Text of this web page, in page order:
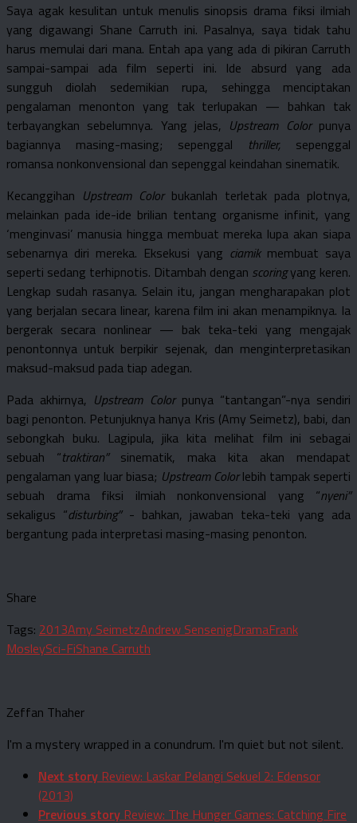
Saya agak kesulitan untuk menulis sinopsis drama fiksi ilmiah
yang digawangi Shane Carruth ini. Pasalnya, saya tidak tahu
harus memulai dari mana. Entah apa yang ada di pikiran Carruth
sampai-sampai ada film seperti ini. Ide absurd yang ada
sungguh diolah sedemikian rupa, sehingga menciptakan
pengalaman menonton yang tak terlupakan — bahkan tak
terbayangkan sebelumnya. Yang jelas, Upstream Colorpunya
bagiannya masing-masing; sepenggal thriller, sepenggal
romansa nonkonvensional dan sepenggal keindahan sinematik.
Kecanggihan Upstream Colorbukanlah terletak pada plotnya,
melainkan pada ide-ide brilian tentang organisme infinit, yang
‘menginvasi’ manusia hingga membuat mereka lupa akan siapa
sebenarnya diri mereka. Eksekusi yang ciamikmembuat saya
seperti sedang terhipnotis. Ditambah dengan scoringyang keren.
Lengkap sudah rasanya. Selain itu, jangan mengharapakan plot
yang berjalan secara linear, karena film ini akan menampiknya. Ia
bergerak secara nonlinear — bak teka-teki yang mengajak
penontonnya untuk berpikir sejenak, dan menginterpretasikan
maksud-maksud pada tiap adegan.
Pada akhirnya, Upstream Colorpunya “tantangan”-nya sendiri
bagi penonton. Petunjuknya hanya Kris (Amy Seimetz), babi, dan
sebongkah buku. Lagipula, jika kita melihat film ini sebagai
sebuah “traktiran”sinematik, maka kita akan mendapat
pengalaman yang luar biasa; Upstream Colorlebih tampak seperti
sebuah drama fiksi ilmiah nonkonvensional yang “nyeni”
sekaligus “disturbing” - bahkan, jawaban teka-teki yang ada
bergantung pada interpretasi masing-masing penonton.
Share
Tags: 2013Amy SeimetzAndrew SensenigDramaFrank
MosleySci-FiShane Carruth
Zeffan Thaher
I'm a mystery wrapped in a conundrum. I'm quiet but not silent.
Next story Review: Laskar Pelangi Sekuel 2: Edensor
(2013)
Previous story Review: The Hunger Games: Catching Fire